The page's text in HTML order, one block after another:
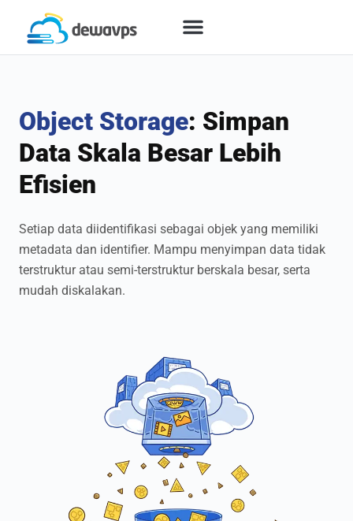
Object Storage: Simpan
Data Skala Besar Lebih
Efisien
Setiap data diidentifikasi sebagai objek yang memiliki
metadata dan identifier. Mampu menyimpan data tidak
terstruktur atau semi-terstruktur berskala besar, serta
mudah diskalakan.